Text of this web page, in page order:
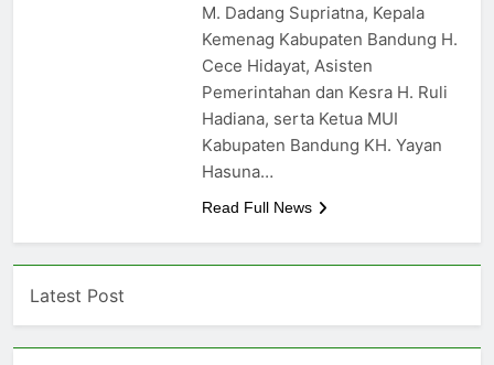
M. Dadang Supriatna, Kepala
Kemenag Kabupaten Bandung H.
Cece Hidayat, Asisten
Pemerintahan dan Kesra H. Ruli
Hadiana, serta Ketua MUI
Kabupaten Bandung KH. Yayan
Hasuna…
Read Full News
Latest Post